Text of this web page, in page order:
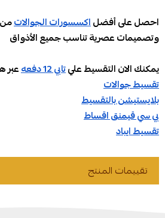
احصل على أفضلاكسسورات الجوالاتمن
وتصميمات عصرية تناسب جميع الأذواق
يمكنك الان التقسيط عليتابي 12 دفعه
عبر
تقسيط جوالات
بلايستيشن بالتقسيط
بي سي قيمنق اقساط
تقسيط ايباد
تقييمات المنتج